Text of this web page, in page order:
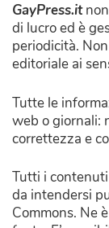
GayPress.itnon
di lucro ed è
periodicità.
editoriale ai
Tutte le
web o giornali:
correttezza e
Tutti i
da intendersi
Commons. Ne